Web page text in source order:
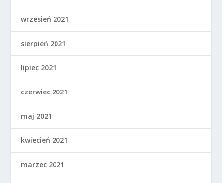
wrzesień 2021
sierpień 2021
lipiec 2021
czerwiec 2021
maj 2021
kwiecień 2021
marzec 2021